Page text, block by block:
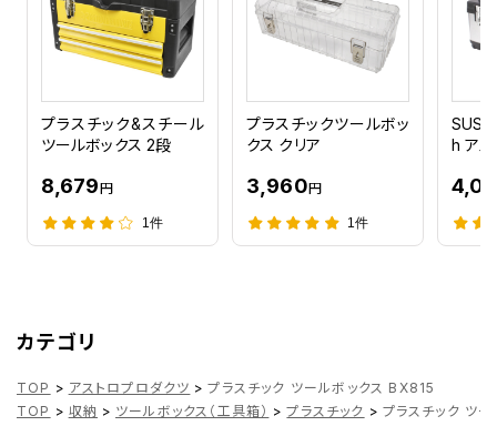
プラスチック&スチール
ツールボックス 2段
8,679円
1件
プラスチックツールボッ
クス クリア
3,960円
1件
SUS
h アル
カテゴリ
TOP > アストロプロダクツ > プラスチック ツールボックス BX815
TOP > 収納 > ツールボックス（工具箱） > プラスチック > プラスチック ツ